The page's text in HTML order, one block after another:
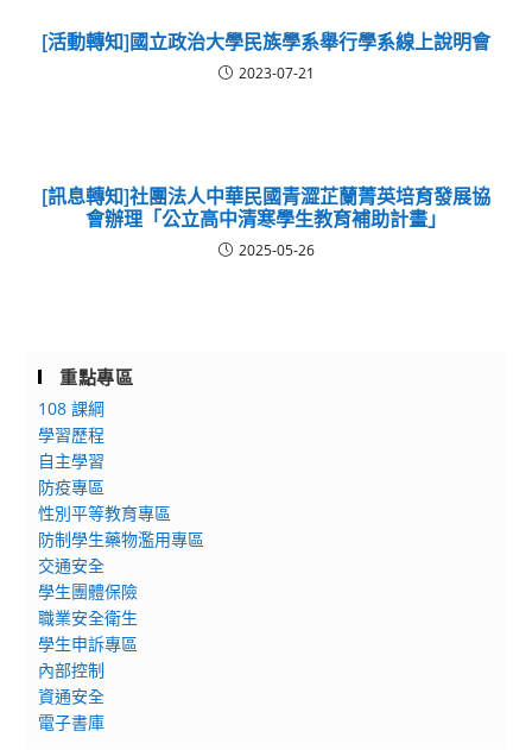
[活動轉知]國立政治大學民族學系舉行學系線上說明會
2023-07-21
[訊息轉知]社團法人中華民國青澀芷蘭菁英培育發展協
會辦理「公立高中清寒學生教育補助計畫」
2025-05-26
重點專區
108 課綱
學習歷程
自主學習
防疫專區
性別平等教育專區
防制學生藥物濫用專區
交通安全
學生團體保險
職業安全衛生
學生申訴專區
內部控制
資通安全
電子書庫